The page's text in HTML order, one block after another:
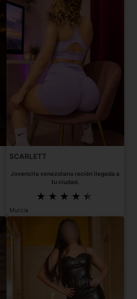
SCARLETT
Jovencita venezolana recién llegada a
tu ciudad.
Murcia